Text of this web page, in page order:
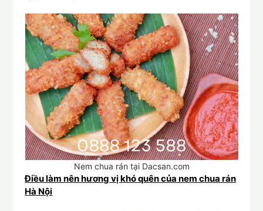
Nem chua rán tại Dacsan.com
Điều làm nên hương vị khó quên của nem chua rán
Hà Nội